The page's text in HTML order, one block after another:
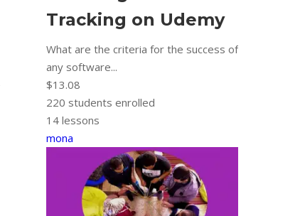
Tracking on Udemy
What are the criteria for the success of
any software...
$13.08
220 students enrolled
14 lessons
mona